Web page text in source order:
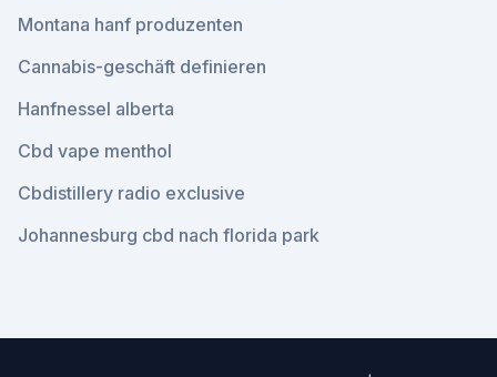
Montana hanf produzenten
Cannabis-geschäft definieren
Hanfnessel alberta
Cbd vape menthol
Cbdistillery radio exclusive
Johannesburg cbd nach florida park